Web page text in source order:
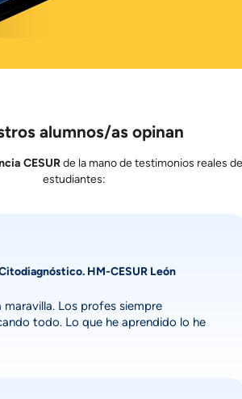
alumnos/as opinan
CESURde la mano de testimonios reales de
estudiantes:
HM-CESUR León
maravilla. Los profes siempre
todo. Lo que he aprendido lo he